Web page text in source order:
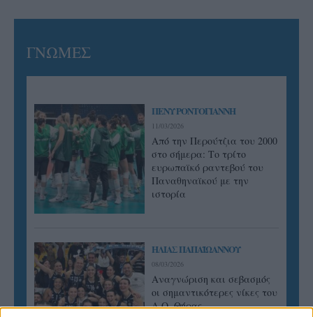
ΓΝΩΜΕΣ
ΠΕΝΥ ΡΟΝΤΟΓΙΑΝΝΗ
11/03/2026
Από την Περούτζια του 2000
στο σήμερα: Tο τρίτο
ευρωπαϊκό ραντεβού του
Παναθηναϊκού με την
ιστορία
ΗΛΙΑΣ ΠΑΠΑΪΩΑΝΝΟΥ
08/03/2026
Αναγνώριση και σεβασμός
οι σημαντικότερες νίκες του
Α.Ο. Θήρας